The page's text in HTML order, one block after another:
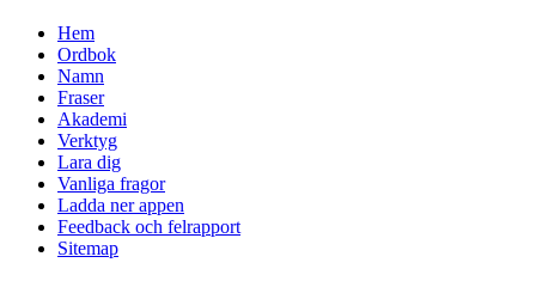
Hem
Ordbok
Namn
Fraser
Akademi
Verktyg
Lara dig
Vanliga fragor
Ladda ner appen
Feedback och felrapport
Sitemap